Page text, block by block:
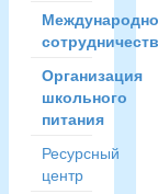
Организация
школьного
питания
Ресурсный
центр